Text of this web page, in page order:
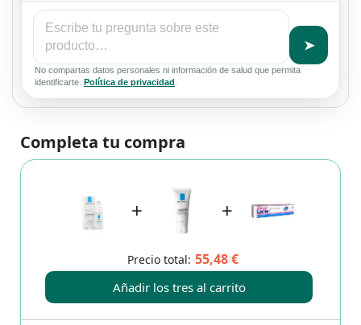
➤
No compartas datos personales ni información de salud que permita
identificarte.
Política de privacidad
Completa tu compra
+ +
Precio total: 55,48 €
Añadir los tres al carrito